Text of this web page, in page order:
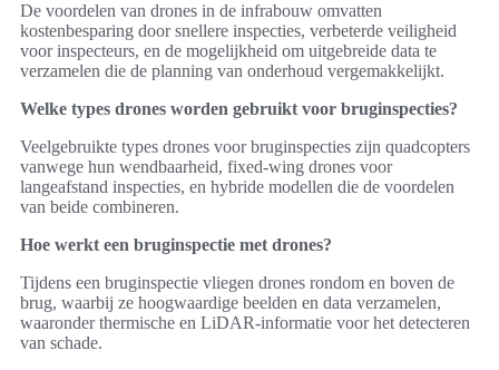
De voordelen van drones in de infrabouw omvatten
kostenbesparing door snellere inspecties, verbeterde veiligheid
voor inspecteurs, en de mogelijkheid om uitgebreide data te
verzamelen die de planning van onderhoud vergemakkelijkt.
Welke types drones worden gebruikt voor bruginspecties?
Veelgebruikte types drones voor bruginspecties zijn quadcopters
vanwege hun wendbaarheid, fixed-wing drones voor
langeafstand inspecties, en hybride modellen die de voordelen
van beide combineren.
Hoe werkt een bruginspectie met drones?
Tijdens een bruginspectie vliegen drones rondom en boven de
brug, waarbij ze hoogwaardige beelden en data verzamelen,
waaronder thermische en LiDAR-informatie voor het detecteren
van schade.